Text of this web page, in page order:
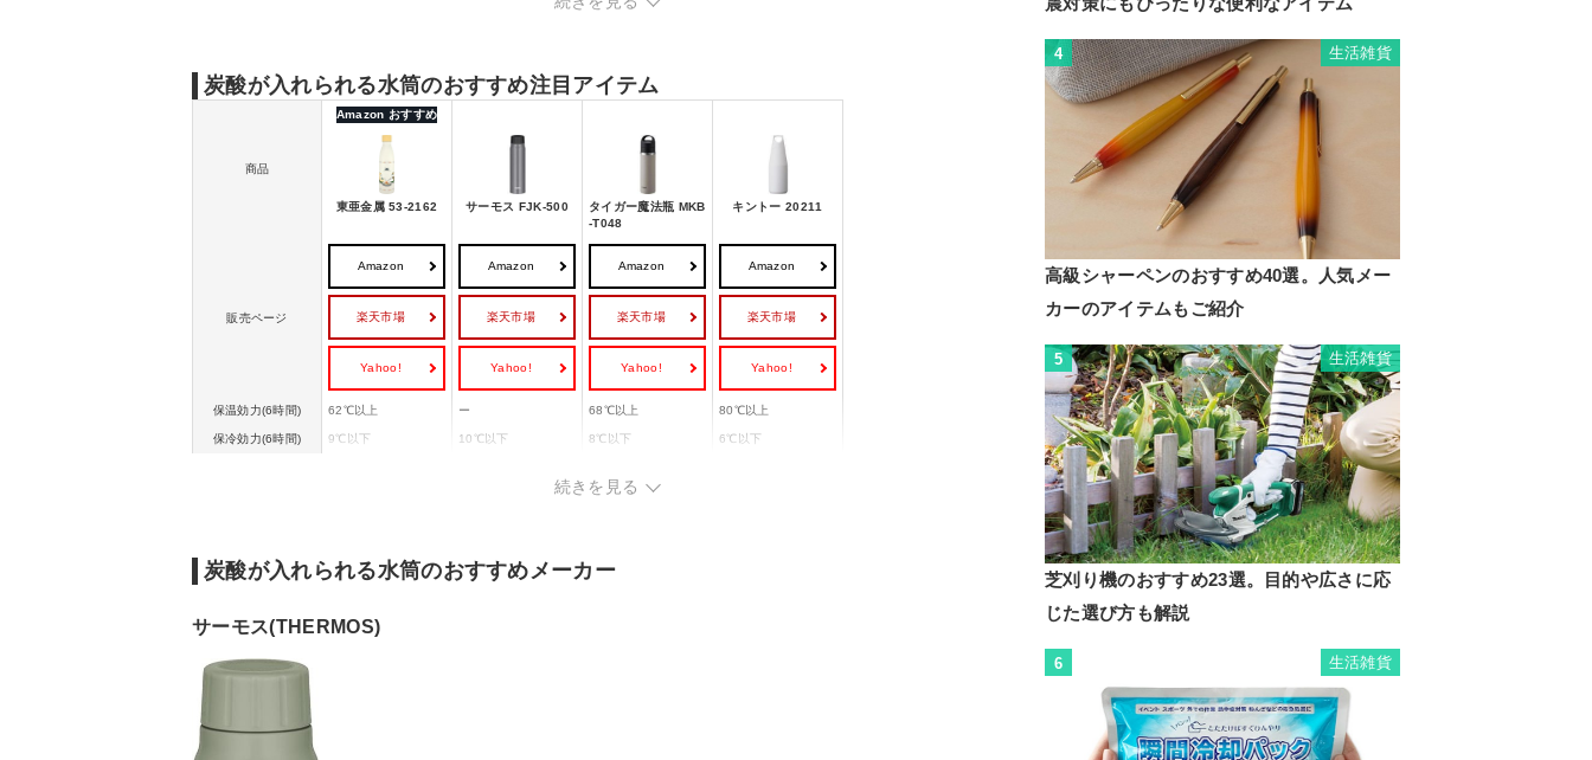
炭酸が入れられる水筒のおすすめ注目アイテム
商品
Amazon おすすめ
東亜金属 53-2162 サーモス FJK-500
タイガー魔法瓶 MKB
-T048
キントー 20211
販売ページ
Amazon
楽天市場
Yahoo!
Amazon
楽天市場
Yahoo!
Amazon
楽天市場
Yahoo!
Amazon
楽天市場
Yahoo!
保温効力(6時間) 62℃以上 ー 68℃以上 80℃以上
保冷効力(6時間) 9℃以下 10℃以下 8℃以下 6℃以下
◯
本体重量 約280g 約200g 約220g
続きを見る
炭酸が入れられる水筒のおすすめメーカー
サーモス(THERMOS)
4 生活雑貨
高級シャーペンのおすすめ40選。人気メー
カーのアイテムもご紹介
5 生活雑貨
芝刈り機のおすすめ23選。目的や広さに応
じた選び方も解説
6 生活雑貨